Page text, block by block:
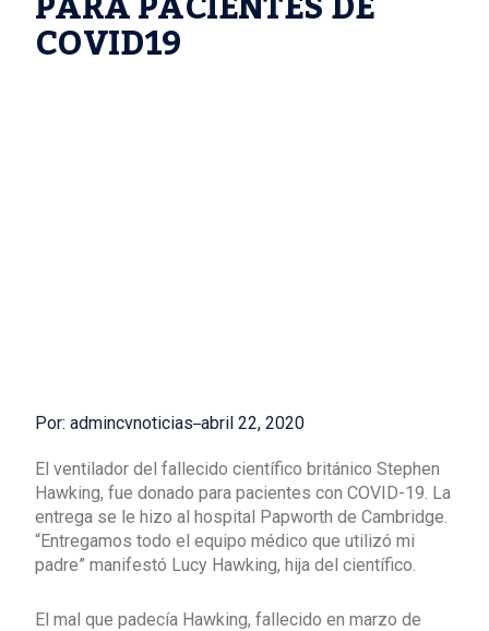
COVID19
Por: admincvnoticias abril 22, 2020
El ventilador del fallecido científico británico Stephen
Hawking, fue donado para pacientes con COVID-19. La
entrega se le hizo al hospital Papworth de Cambridge.
“Entregamos todo el equipo médico que utilizó mi
padre” manifestó Lucy Hawking, hija del científico.
El mal que padecía Hawking, fallecido en marzo de